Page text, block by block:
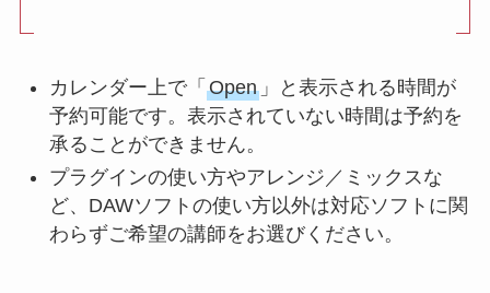
カレンダー上で「 Open」と表示される時間が
予約可能です。表示されていない時間は予約を
承ることができません。
プラグインの使い方やアレンジ／ミックスな
ど、DAWソフトの使い方以外は対応ソフトに関
わらずご希望の講師をお選びください。